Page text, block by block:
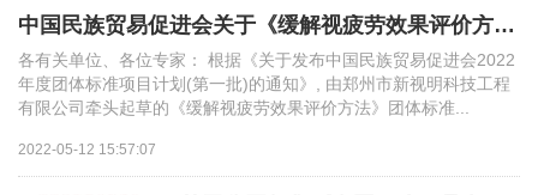
中国民族贸易促进会关于《缓解视疲劳效果评价方法》团体标准征求意见的通
各有关单位、各位专家： 根据《关于发布中国民族贸易促进会2022
年度团体标准项目计划(第一批)的通知》, 由郑州市新视明科技工程
有限公司牵头起草的《缓解视疲劳效果评价方法》团体标准...
2022-05-12 15:57:07